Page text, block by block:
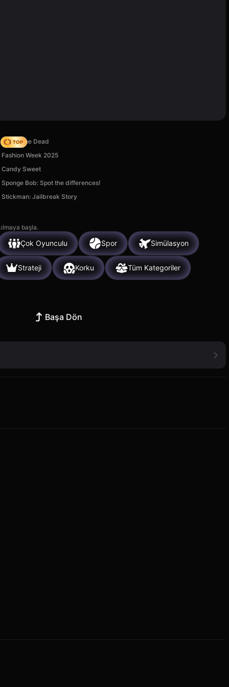
Rise of the Dead
Fashion Week 2025
Candy Sweet
Sponge Bob: Spot the differences!
Stickman: Jailbreak Story
başla.
Çok Oyunculu Spor Simülasyon
Strateji Korku Tüm Kategoriler
Başa Dön